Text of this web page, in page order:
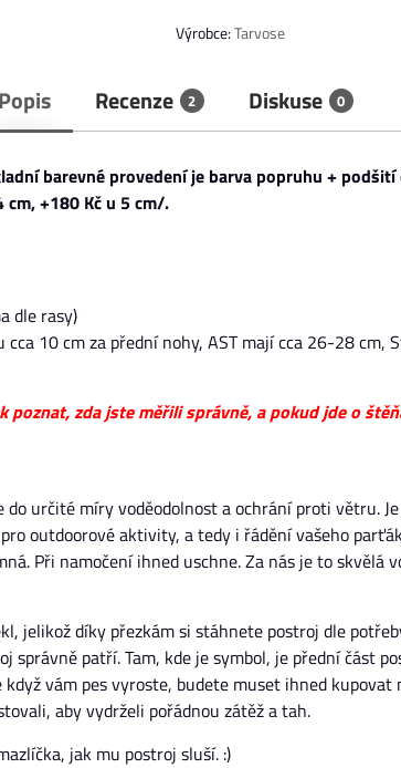
Výrobce:Tarvose
Popis Recenze 2 Diskuse 0
barevné provedení je barva popruhu + podšití
+180 Kč u 5 cm/.
dle rasy)
10 cm za přední nohy, AST mají cca 26-28 cm,
poznat, zda jste měřili správně, a pokud jde o
určité míry voděodolnost a ochrání proti větru.
outdoorové aktivity, a tedy i řádění vašeho
Při namočení ihned uschne. Za nás je to skvělá
jelikož díky přezkám si stáhnete postroj dle
patří. Tam, kde je symbol, je přední část
vám pes vyroste, budete muset ihned kupovat
aby vydrželi pořádnou zátěž a tah.
jak mu postroj sluší. :)